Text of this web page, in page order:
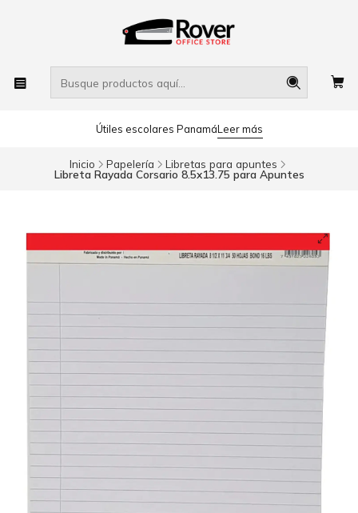
Útiles escolares PanamáLeer más
Inicio Papelería Libretas para apuntes
Libreta Rayada Corsario 8.5x13.75 para Apuntes